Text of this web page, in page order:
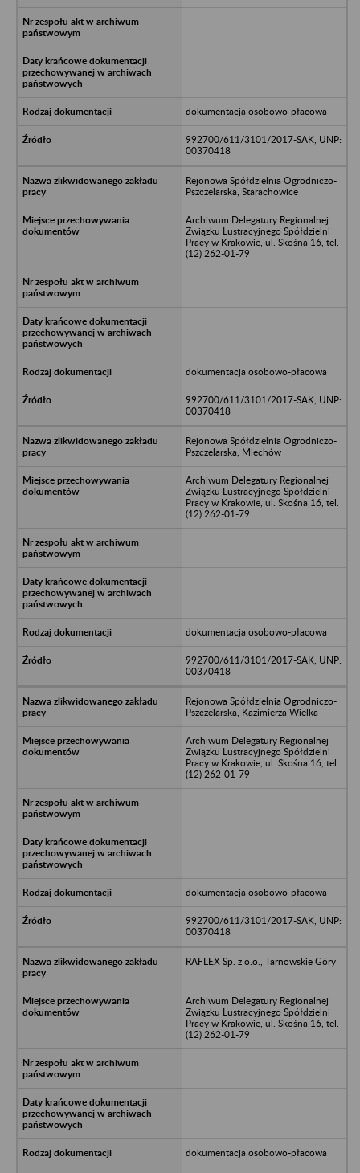
dokumentacja osobowo-płacowa
992700/611/3101/2017-SAK, UNP:
00370418
Rejonowa Spółdzielnia Ogrodniczo-
Pszczelarska, Starachowice
Archiwum Delegatury Regionalnej
Związku Lustracyjnego Spółdzielni
Pracy w Krakowie, ul. Skośna 16, tel.
(12) 262-01-79
dokumentacja osobowo-płacowa
992700/611/3101/2017-SAK, UNP:
00370418
Rejonowa Spółdzielnia Ogrodniczo-
Pszczelarska, Miechów
Archiwum Delegatury Regionalnej
Związku Lustracyjnego Spółdzielni
Pracy w Krakowie, ul. Skośna 16, tel.
(12) 262-01-79
dokumentacja osobowo-płacowa
992700/611/3101/2017-SAK, UNP:
00370418
Rejonowa Spółdzielnia Ogrodniczo-
Pszczelarska, Kazimierza Wielka
Archiwum Delegatury Regionalnej
Związku Lustracyjnego Spółdzielni
Pracy w Krakowie, ul. Skośna 16, tel.
(12) 262-01-79
dokumentacja osobowo-płacowa
992700/611/3101/2017-SAK, UNP:
00370418
RAFLEX Sp. z o.o., Tarnowskie Góry
Archiwum Delegatury Regionalnej
Związku Lustracyjnego Spółdzielni
Pracy w Krakowie, ul. Skośna 16, tel.
(12) 262-01-79
dokumentacja osobowo-płacowa